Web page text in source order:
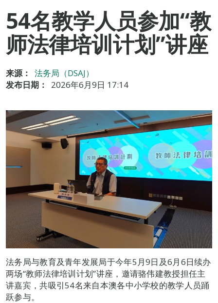
54名教学人员参加“教
师法律培训计划”讲座
来源：
法务局（DSAJ）
发布日期：
2026年6月9日 17:14
法务局与教育及青年发展局于今年5月9日及6月6日续办
两场“教师法律培训计划”讲座，邀请骆伟建教授担任主
讲嘉宾，共吸引54名来自本澳各中小学校的教学人员踊
跃参与。